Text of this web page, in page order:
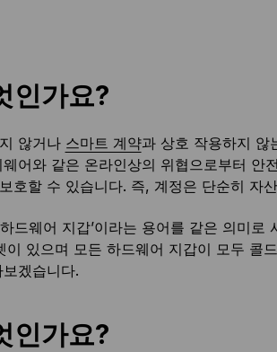
인가요?
않거나 스마트 계약과 상호 작용하지 않
어와 같은 온라인상의 위협으로부터 안
호할 수 있습니다. 즉, 계정은 단순히 자
하드웨어 지갑’이라는 용어를 같은 의미
이 있으며 모든 하드웨어 지갑이 모두 콜
겠습니다.
인가요?